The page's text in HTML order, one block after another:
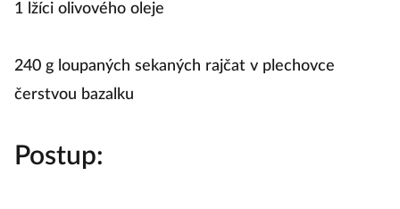
1 lžíci olivového oleje
240 g loupaných sekaných rajčat v plechovce
čerstvou bazalku
Postup: